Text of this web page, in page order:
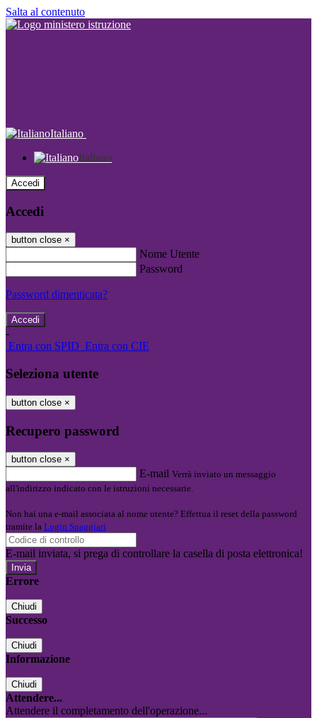
Salta al contenuto
Italiano
Italiano
Accedi
Accedi
button close ×
Nome Utente
Password
Password dimenticata?
-
Entra con SPID Entra con CIE
Seleziona utente
button close ×
Recupero password
button close ×
E-mail Verrà inviato un messaggio
all'indirizzo indicato con le istruzioni necessarie.
Non hai una e-mail associata al nome utente? Effettua il reset della password
tramite la Login Spaggiari
E-mail inviata, si prega di controllare la casella di posta elettronica!
Errore
Chiudi
Successo
Chiudi
Informazione
Chiudi
Attendere...
Attendere il completamento dell'operazione...